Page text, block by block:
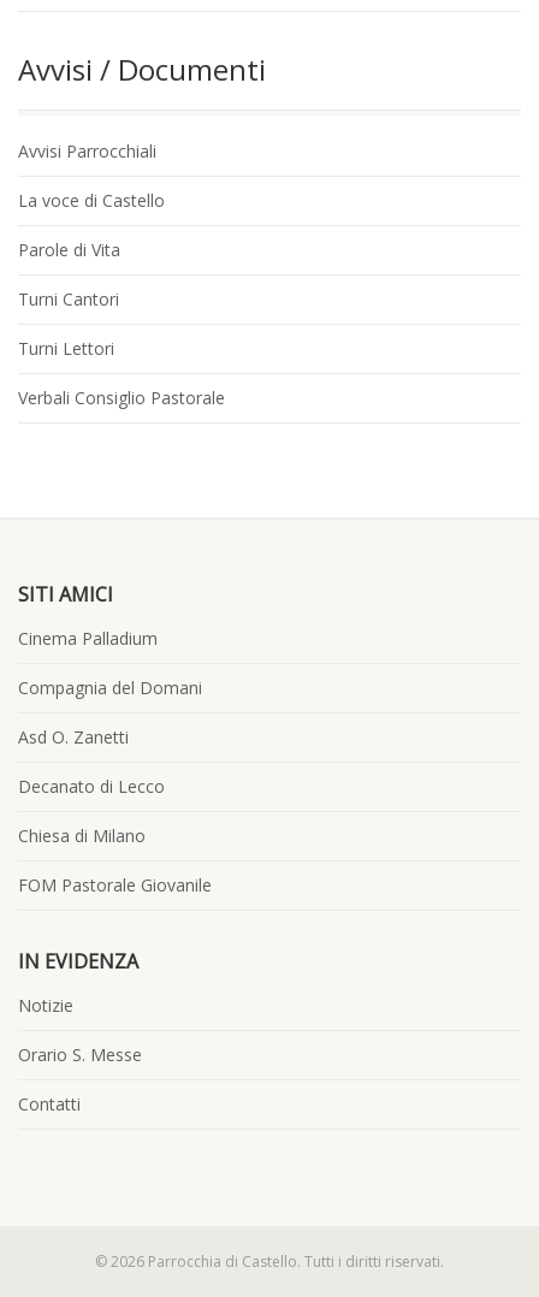
Avvisi / Documenti
Avvisi Parrocchiali
La voce di Castello
Parole di Vita
Turni Cantori
Turni Lettori
Verbali Consiglio Pastorale
SITI AMICI
Cinema Palladium
Compagnia del Domani
Asd O. Zanetti
Decanato di Lecco
Chiesa di Milano
FOM Pastorale Giovanile
IN EVIDENZA
Notizie
Orario S. Messe
Contatti
© 2026 Parrocchia di Castello. Tutti i diritti riservati.